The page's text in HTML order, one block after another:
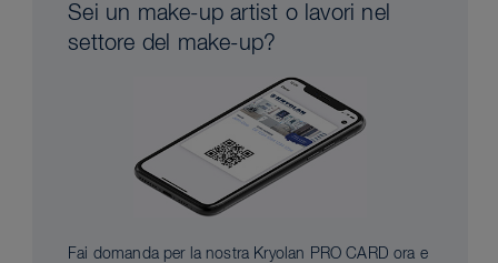
Sei un make-up artist o lavori nel
settore del make-up?
Fai domanda per la nostra Kryolan PRO CARD ora e